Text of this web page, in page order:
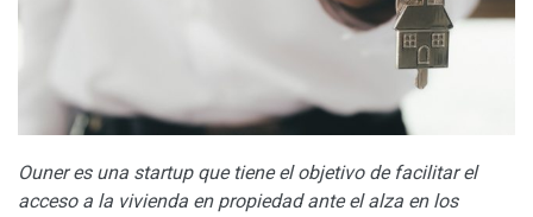
Ouner es una startup que tiene el objetivo de facilitar el
acceso a la vivienda en propiedad ante el alza en los